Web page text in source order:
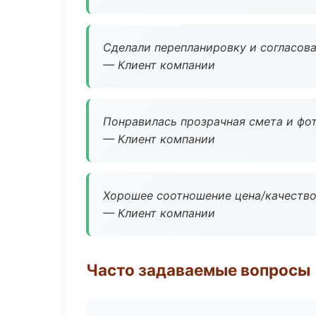
Сделали перепланировку и
— Клиент компании
Понравилась прозрачная смета и
— Клиент компании
Хорошее соотношение цена/
— Клиент компании
Часто задаваемые вопросы